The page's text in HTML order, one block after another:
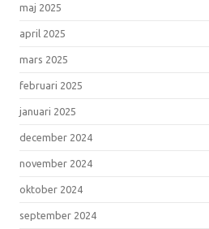
maj 2025
april 2025
mars 2025
februari 2025
januari 2025
december 2024
november 2024
oktober 2024
september 2024